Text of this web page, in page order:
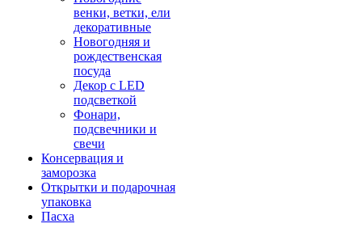
венки, ветки, ели
декоративные
Новогодняя и
рождественская
посуда
Декор с LED
подсветкой
Фонари,
подсвечники и
свечи
Консервация и
заморозка
Открытки и подарочная
упаковка
Пасха